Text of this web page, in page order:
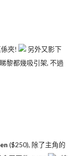
夾!
另外又影下
黎都幾吸引架, 不過
($250), 除了主角的